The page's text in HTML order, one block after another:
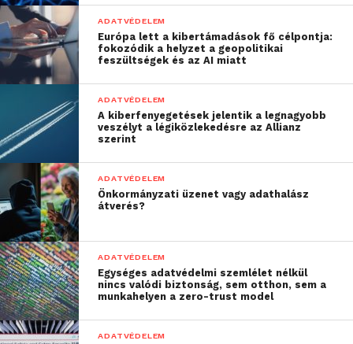
infrastruktúrájában folyó eseményeket, és
feltérképezi a felhasználók szokásait: mikor, hol,
honnan és hogyan végzik a feladataikat a
munkatársak, és ehhez milyen céges erőforrásokat
vesznek igénybe. Majd a későbbiek során ezeket az
információkat is felhasználja az aktivitások
elemzése során, így a szoftver magától észleli a
gyanús tevékenységeket.
Ha például egy alkalmazott általában a cég irodájában
végzi a munkáját 9 és 6 óra között, akkor gyanúra
adhat okot, ha ez a személy este jelentkezik be a
céges hálózatba külföldről, és a vállalat bizalmas
dokumentumait böngészi, amelyekre nem lenne
szükség a napi munkájához. Elképzelhető, hogy az
illető fiókját feltörték, vagy esetleg ő maga
bonyolódott valamilyen kétes ügyletbe.
ADATVÉDELEM
Európa lett a kibertámadások fő célpontja:
fokozódik a helyzet a geopolitikai
feszültségek és az AI miatt
ADATVÉDELEM
A kiberfenyegetések jelentik a legnagyobb
veszélyt a légiközlekedésre az Allianz
szerint
ADATVÉDELEM
Önkormányzati üzenet vagy adathalász
átverés?
ADATVÉDELEM
Egységes adatvédelmi szemlélet nélkül
nincs valódi biztonság, sem otthon, sem a
munkahelyen a zero-trust model
ADATVÉDELEM